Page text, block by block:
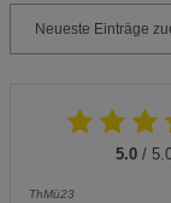
5.0 /
ThMü23